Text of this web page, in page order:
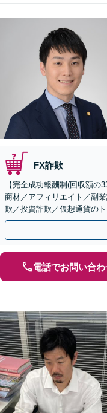
FX詐欺
【完全成功報酬制(回収額の
商材／アフィリエイト／副
欺／投資詐欺／仮想通貨の
のみで解決も可能！
電話でお問い合わ